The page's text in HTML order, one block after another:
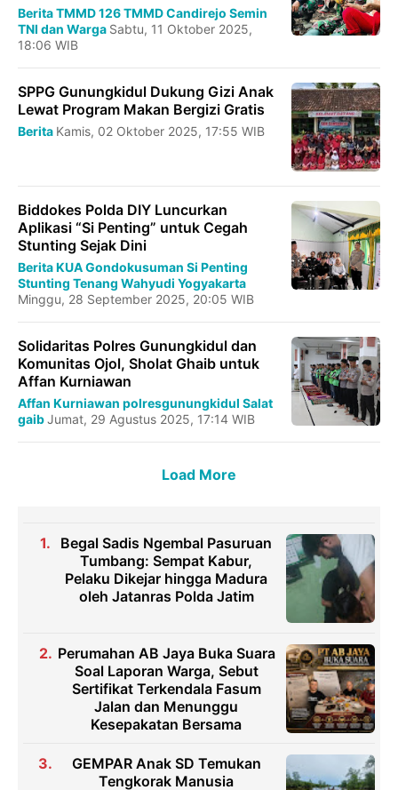
BeritaTMMD 126TMMD Candirejo Semin
TNI dan Warga Sabtu, 11 Oktober 2025,
18:06 WIB
SPPG Gunungkidul Dukung Gizi Anak
Lewat Program Makan Bergizi Gratis
Berita Kamis, 02 Oktober 2025, 17:55 WIB
Biddokes Polda DIY Luncurkan
Aplikasi “Si Penting” untuk Cegah
Stunting Sejak Dini
BeritaKUA Gondokusuman Si Penting
Stunting Tenang Wahyudi Yogyakarta
Minggu, 28 September 2025, 20:05 WIB
Solidaritas Polres Gunungkidul dan
Komunitas Ojol, Sholat Ghaib untuk
Affan Kurniawan
Affan Kurniawan polresgunungkidul Salat
gaibJumat, 29 Agustus 2025, 17:14 WIB
Load More
Begal Sadis Ngembal Pasuruan
Tumbang: Sempat Kabur,
Pelaku Dikejar hingga Madura
oleh Jatanras Polda Jatim
Perumahan AB Jaya Buka Suara
Soal Laporan Warga, Sebut
Sertifikat Terkendala Fasum
Jalan dan Menunggu
Kesepakatan Bersama
GEMPAR Anak SD Temukan
Tengkorak Manusia